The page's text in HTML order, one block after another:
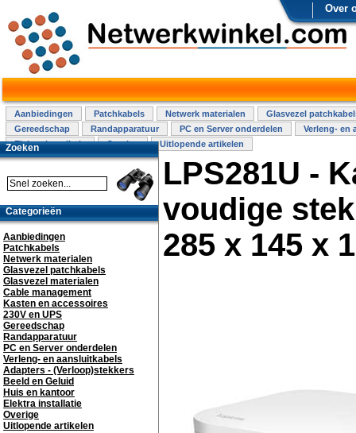
Over
Aanbiedingen Patchkabels Netwerk materialen
Glasvezel
Gereedschap
Randapparatuur PC en Server onderdelen
Verleng- en
Elektra installatie
Overige Uitlopende artikelen
LPS281U -
voudige
285 x 145 x
Zoeken
Categorieën
Aanbiedingen
Patchkabels
Netwerk materialen
Glasvezel patchkabels
Glasvezel materialen
Cable management
Kasten en accessoires
230V en UPS
Gereedschap
Randapparatuur
PC en Server onderdelen
Verleng- en aansluitkabels
Adapters - (Verloop)stekkers
Beeld en Geluid
Huis en kantoor
Elektra installatie
Overige
Uitlopende artikelen